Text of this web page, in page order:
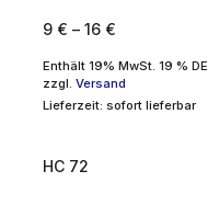
9 € – 16 €
Enthält 19% MwSt. 19 % DE
zzgl. Versand
Lieferzeit: sofort lieferbar
HC 72